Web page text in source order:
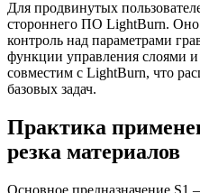
Для продвинутых
стороннего ПО LightBurn. Оно
контроль над параметрами
функции управления слоями и
совместим с LightBurn, что
базовых задач.
Практика
резка материалов
Основное предназначение S1